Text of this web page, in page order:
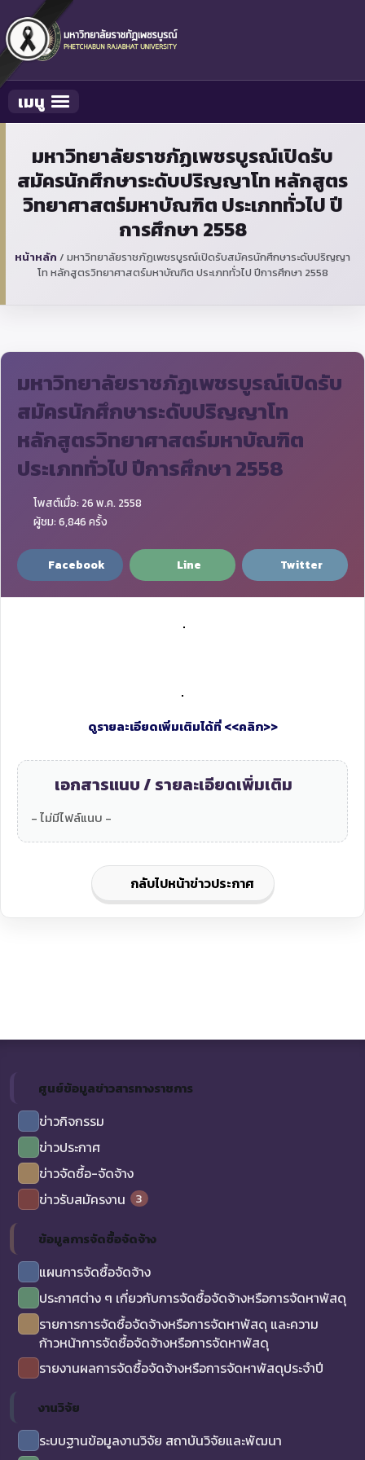
Toggle navigation
เมนู
มหาวิทยาลัยราชภัฏเพชรบูรณ์เปิดรับ
สมัครนักศึกษาระดับปริญญาโท หลักสูตร
วิทยาศาสตร์มหาบัณฑิต ประเภททั่วไป ปี
การศึกษา 2558
หน้าหลัก / มหาวิทยาลัยราชภัฏเพชรบูรณ์เปิดรับสมัครนักศึกษาระดับปริญญา
โท หลักสูตรวิทยาศาสตร์มหาบัณฑิต ประเภททั่วไป ปีการศึกษา 2558
มหาวิทยาลัยราชภัฏเพชรบูรณ์เปิดรับ
สมัครนักศึกษาระดับปริญญาโท
หลักสูตรวิทยาศาสตร์มหาบัณฑิต
ประเภททั่วไป ปีการศึกษา 2558
โพสต์เมื่อ: 26 พ.ค. 2558
ผู้ชม: 6,846 ครั้ง
Facebook Line Twitter
ดูรายละเอียดเพิ่มเติมได้ที่ <<คลิก>>
เอกสารแนบ / รายละเอียดเพิ่มเติม
- ไม่มีไฟล์แนบ -
กลับไปหน้าข่าวประกาศ
ศูนย์ข้อมูลข่าวสารทางราชการ
ข่าวกิจกรรม
ข่าวประกาศ
ข่าวจัดซื้อ-จัดจ้าง
ข่าวรับสมัครงาน
3
ข้อมูลการจัดซื้อจัดจ้าง
แผนการจัดซื้อจัดจ้าง
ประกาศต่าง ๆ เกี่ยวกับการจัดซื้อจัดจ้างหรือการจัดหาพัสดุ
รายการการจัดซื้อจัดจ้างหรือการจัดหาพัสดุ และความ
ก้าวหน้าการจัดซื้อจัดจ้างหรือการจัดหาพัสดุ
รายงานผลการจัดซื้อจัดจ้างหรือการจัดหาพัสดุประจำปี
งานวิจัย
ระบบฐานข้อมูลงานวิจัย สถาบันวิจัยและพัฒนา